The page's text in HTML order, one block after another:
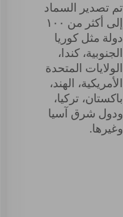
تم تصدير السماد
إلى أكثر من ١٠٠
دولة مثل كوريا
الجنوبية، كندا،
الولايات المتحدة
الأمريكية، الهند،
باكستان، تركيا،
ودول شرق آسيا
وغيرها.